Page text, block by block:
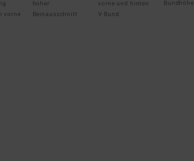
vorne
hoher
Beinausschnitt
vorne und hinten
V-Bund
Bundhöhe